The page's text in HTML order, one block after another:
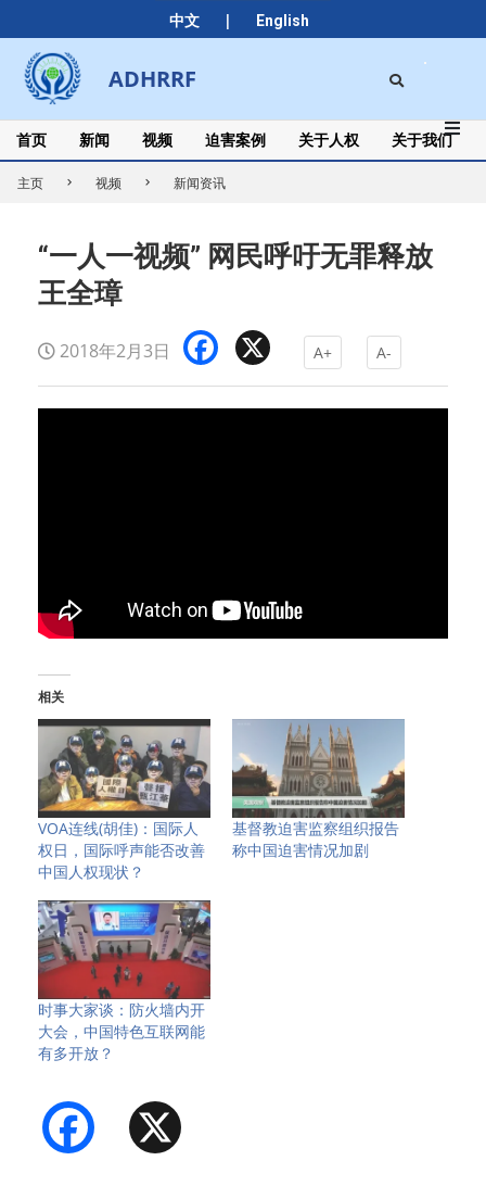
中文 | English
to
content
ADHRRF
Secondary
Navigation
Menu
首页 新闻 视频 迫害案例 关于人权 关于我们
主页 视频 新闻资讯
“一人一视频” 网民呼吁无罪释放
王全璋
2018年2月3日 Facebook A+ A-
相关
VOA连线(胡佳)：国际人
权日，国际呼声能否改善
中国人权现状？
基督教迫害监察组织报告
称中国迫害情况加剧
时事大家谈：防火墙内开
大会，中国特色互联网能
有多开放？
Facebook